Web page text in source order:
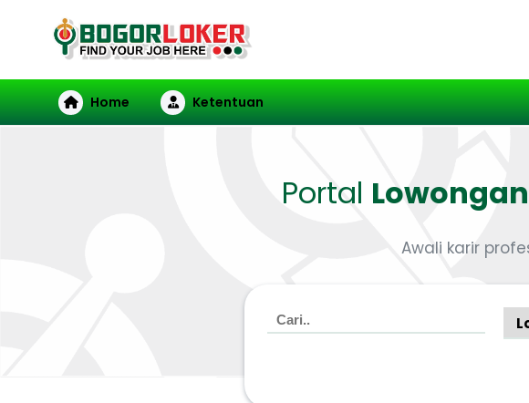
Home Ketentuan
Portal Lowongan
Awali karir